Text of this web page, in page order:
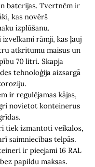
baterijas. Tvertnēm ir
kas novērš
izplūšanu.
rāmji, kas ļauj
atkritumu maisus un
70 litri. Skapja
tehnoloģija aizsargā
ir regulējamas kājas,
novietot konteinerus
tiek izmantoti veikalos,
saimniecības telpās.
ir pieejami 16 RAL
papildu maksas.